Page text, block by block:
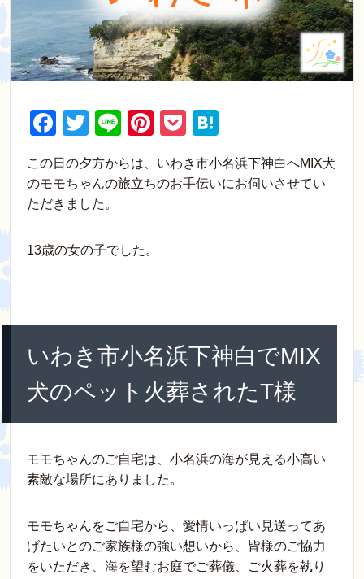
F
a
c
e
o
T
wi
tt
er
Li
e
Pi
er
P
ck
at
e
この日の夕方からは、いわき市小名浜下神白へMIX犬
のモモちゃんの旅立ちのお手伝いにお伺いさせてい
ただきました。
13歳の女の子でした。
いわき市小名浜下神白でMIX
犬のペット火葬されたT様
モモちゃんのご自宅は、小名浜の海が見える小高い
素敵な場所にありました。
モモちゃんをご自宅から、愛情いっぱい見送ってあ
げたいとのご家族様の強い想いから、皆様のご協力
をいただき、海を望むお庭でご葬儀、ご火葬を執り